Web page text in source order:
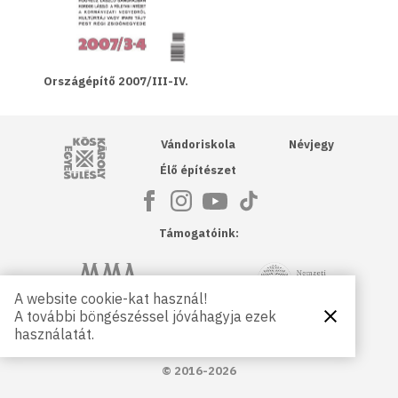
Országépítő 2007/III-IV.
Kós Károly Egyesülés
Vándoriskola
Élő építészet
Névjegy
Támogatóink:
Magyar Művészeti Akadémia NKA
Petőfi Kulturális Ügynökség
© 2016-2026
A website cookie-kat használ!
A további böngészéssel jóváhagyja ezek
használatát.
Bezárás